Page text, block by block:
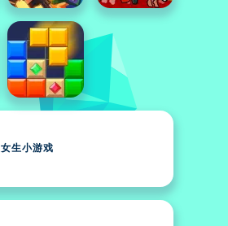
女生小游戏